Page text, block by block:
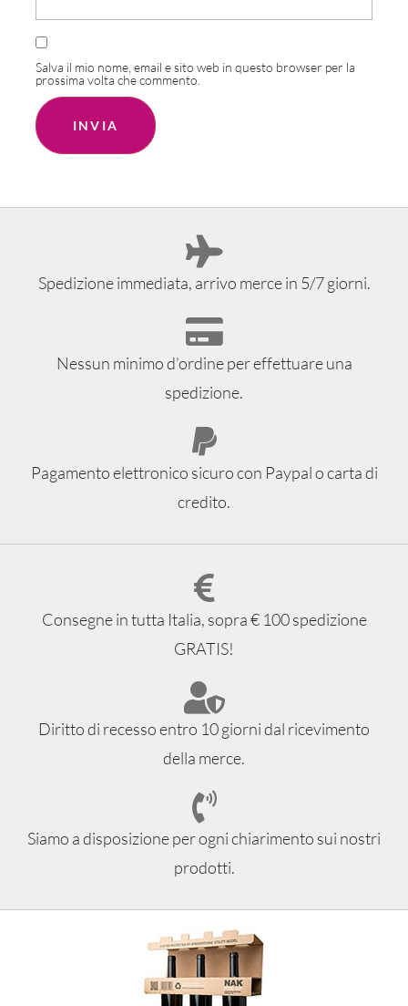
Salva il mio nome, email e sito web in questo browser per la
prossima volta che commento.
Spedizione immediata, arrivo merce in 5/7 giorni.
Nessun minimo d’ordine per effettuare una
spedizione.
Pagamento elettronico sicuro con Paypal o carta di
credito.
Consegne in tutta Italia, sopra € 100 spedizione
GRATIS!
Diritto di recesso entro 10 giorni dal ricevimento
della merce.
Siamo a disposizione per ogni chiarimento sui nostri
prodotti.